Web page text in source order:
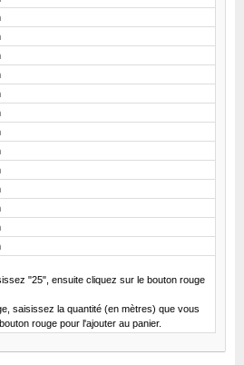
"25", ensuite cliquez sur le bouton rouge
saisissez la quantité (en mètres) que vous
rouge pour l'ajouter au panier.